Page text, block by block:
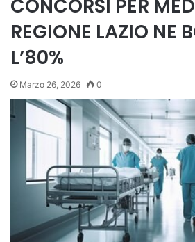
CONCORSI PER
REGIONE LAZIO NE
L’80%
Marzo 26, 2026 0